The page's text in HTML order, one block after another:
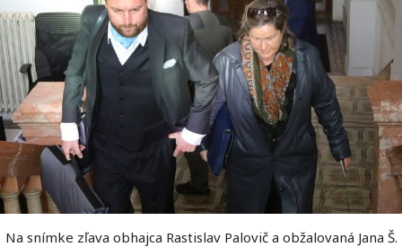
Na snímke zľava obhajca Rastislav Palovič a obžalovaná Jana Š.